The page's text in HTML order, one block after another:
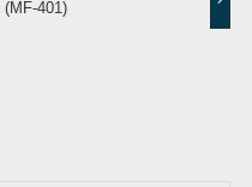
(MF-401)